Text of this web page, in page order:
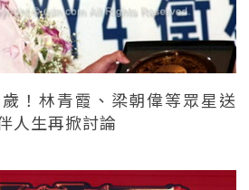
！林青霞、梁朝偉等眾星送
人生再掀討論